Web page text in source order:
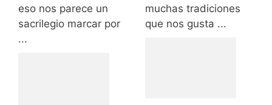
eso nos parece un
sacrilegio marcar por
...
muchas tradiciones
que nos gusta ...